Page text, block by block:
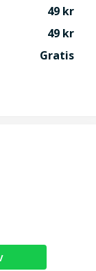
49
49
Gratis